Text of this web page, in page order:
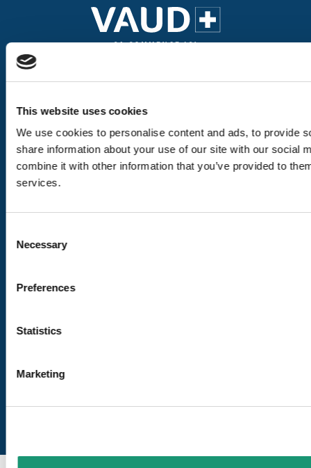
This website uses cookies
We use cookies to personalise content and ads, to provide
share information about your use of our site with our social
combine it with other information that you’ve provided to
services.
Selection
Necessary
Preferences
Statistics
Marketing
Die Reiseziele
Uns folgen
Zurück nach oben